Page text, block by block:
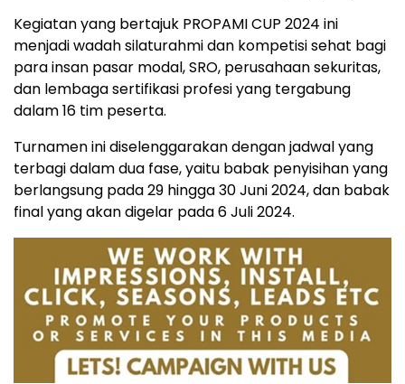
Kegiatan yang bertajuk PROPAMI CUP 2024 ini
menjadi wadah silaturahmi dan kompetisi sehat bagi
para insan pasar modal, SRO, perusahaan sekuritas,
dan lembaga sertifikasi profesi yang tergabung
dalam 16 tim peserta.
Turnamen ini diselenggarakan dengan jadwal yang
terbagi dalam dua fase, yaitu babak penyisihan yang
berlangsung pada 29 hingga 30 Juni 2024, dan babak
final yang akan digelar pada 6 Juli 2024.